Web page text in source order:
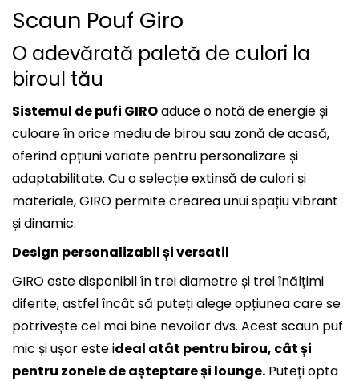
Scaun Pouf Giro
O adevărată paletă de culori la
biroul tău
Sistemul de pufi GIROaduce o notă de energie și
culoare în orice mediu de birou sau zonă de acasă,
oferind opțiuni variate pentru personalizare și
adaptabilitate. Cu o selecție extinsă de culori și
materiale, GIRO permite crearea unui spațiu vibrant
și dinamic.
Design personalizabil și versatil
GIRO este disponibil în trei diametre și trei înălțimi
diferite, astfel încât să puteți alege opțiunea care se
potrivește cel mai bine nevoilor dvs. Acest scaun puf
mic și ușor este ideal atât pentru birou, cât și
pentru zonele de așteptare și lounge. Puteți opta